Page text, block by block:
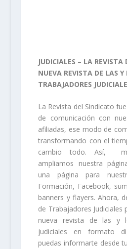
JUDICIALES – LA
NUEVA REVISTA DE LAS Y
TRABAJADORES
La Revista del Sindicato
de comunicación con
afiliadas, ese modo de
transformando con el
cambio todo. Así,
ampliamos nuestra
una página para
Formación, Facebook,
banners y flayers. Ahora,
de Trabajadores Judiciales
nueva revista de las y
judiciales en formato
puedas informarte desde